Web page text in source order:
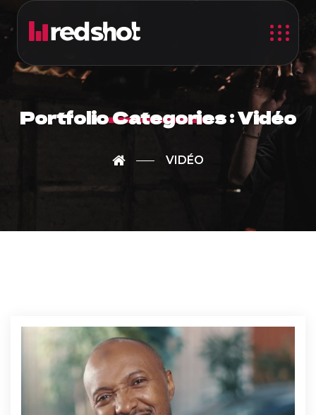
Portfolio Categories :Vidéo
VIDÉO